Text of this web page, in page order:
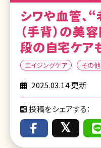
シワや血管、
（手背）の美
段の自宅ケア
エイジングケア その
2025.03.14 更新
投稿をシェアする：